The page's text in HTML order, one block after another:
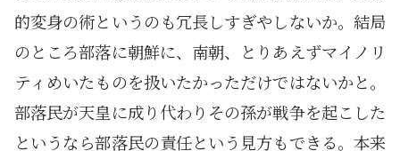
的変身の術というのも冗長しすぎやしないか。結局
のところ部落に朝鮮に、南朝、とりあえずマイノリ
ティめいたものを扱いたかっただけではないかと。
部落民が天皇に成り代わりその孫が戦争を起こした
というなら部落民の責任という見方もできる。本来